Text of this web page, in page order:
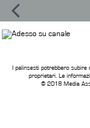
I palinsesti potrebbero
proprietari. Le
© 2018 Media